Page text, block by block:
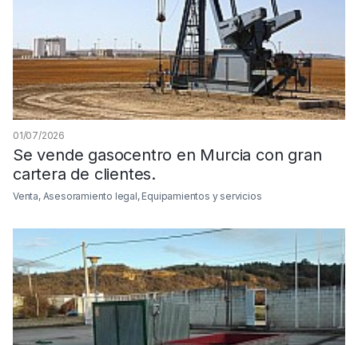
01/07/2026
Se vende gasocentro en Murcia con gran
cartera de clientes.
Venta, Asesoramiento legal, Equipamientos y servicios